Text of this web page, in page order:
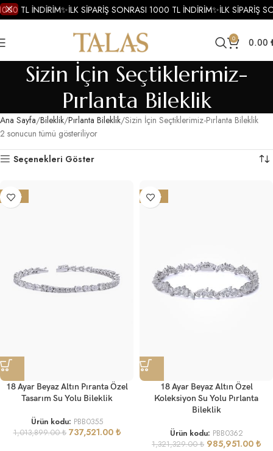
0 0.00
Sizin İçin Seçtiklerimiz-
Pırlanta Bileklik
Ana Sayfa Bileklik Pırlanta Bileklik Sizin İçin Seçtiklerimiz-Pırlanta Bileklik
2 sonucun tümü gösteriliyor
Seçenekleri Göster
-27%
18 Ayar Beyaz Altın Pıranta Özel
Tasarım Su Yolu Bileklik
Ürün kodu: PBB0355
1,013,899.00₺ 737,521.00 ₺
-25%
18 Ayar Beyaz Altın Özel
Koleksiyon Su Yolu Pırlanta
Bileklik
Ürün kodu: PBB0362
1,321,329.00₺ 985,951.00 ₺
TL İNDİRİM✨İLK SİPARİŞ SONRASI 1000 TL İNDİRİM✨İLK SİPARİŞ